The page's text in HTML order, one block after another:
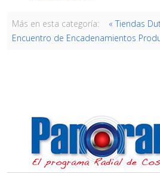
Más en esta categoría: « Tiendas
Encuentro de Encadenamientos